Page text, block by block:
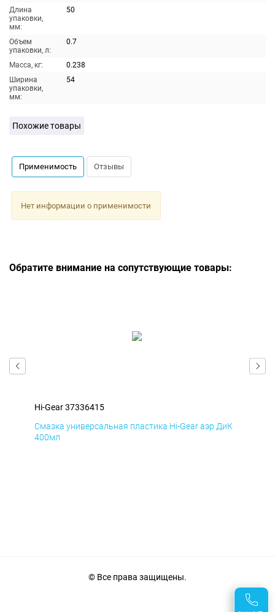
Длина
упаковки,
мм:
50
Объем
упаковки, л:
0.7
Масса, кг:
0.238
Ширина
упаковки,
мм:
54
Похожие товары
Применимость Отзывы
Нет информации о применимости
Обратите внимание на сопутствующие товары:
Hi-Gear 37336415
Смазка универсальная пластика Hi-Gear аэр ДиК
400мл
© Все права защищены.